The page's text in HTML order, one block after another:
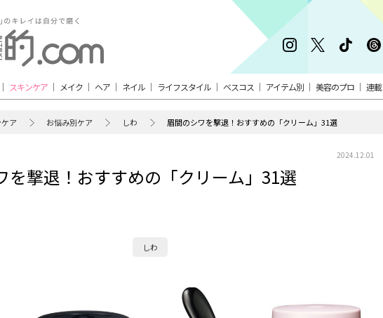
スキンケア メイク ヘア ネイル ライフスタイル ベスコス アイテム別 美容のプロ 連載
ケア お悩み別ケア しわ 眉間のシワを撃退！おすすめの「クリーム」31選
2024.12.01
を撃退！おすすめの「クリーム」31選
しわ